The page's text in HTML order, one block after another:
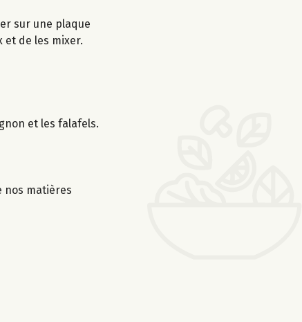
sur une plaque
et de les mixer.
et les falafels.
nos matières